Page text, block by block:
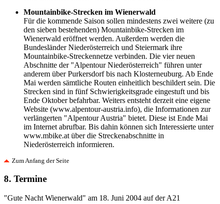
Mountainbike-Strecken im Wienerwald
Für die kommende Saison sollen mindestens zwei weitere (zu
den sieben bestehenden) Mountainbike-Strecken im
Wienerwald eröffnet werden. Außerdem werden die
Bundesländer Niederösterreich und Steiermark ihre
Mountainbike-Streckennetze verbinden. Die vier neuen
Abschnitte der "Alpentour Niederösterreich" führen unter
anderem über Purkersdorf bis nach Klosterneuburg. Ab Ende
Mai werden sämtliche Routen einheitlich beschildert sein. Die
Strecken sind in fünf Schwierigkeitsgrade eingestuft und bis
Ende Oktober befahrbar. Weiters entsteht derzeit eine eigene
Website (www.alpentour-austria.info), die Informationen zur
verlängerten "Alpentour Austria" bietet. Diese ist Ende Mai
im Internet abrufbar. Bis dahin können sich Interessierte unter
www.mbike.at über die Streckenabschnitte in
Niederösterreich informieren.
Zum Anfang der Seite
8. Termine
"Gute Nacht Wienerwald" am 18. Juni 2004 auf der A21